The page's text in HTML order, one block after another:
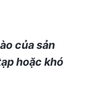
của sản
hoặc khó